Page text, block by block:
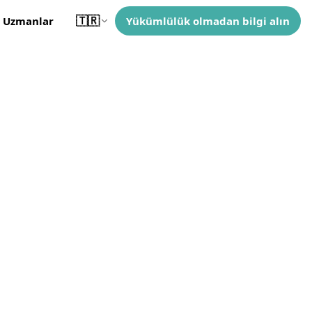
Uzmanlar 🇹🇷Turkce Yükümlülük olmadan bilgi alın